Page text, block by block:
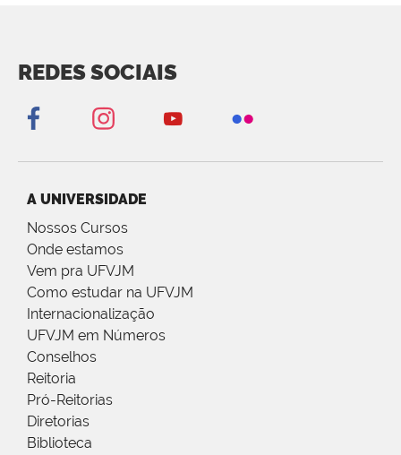
REDES SOCIAIS
A UNIVERSIDADE
Nossos Cursos
Onde estamos
Vem pra UFVJM
Como estudar na UFVJM
Internacionalização
UFVJM em Números
Conselhos
Reitoria
Pró-Reitorias
Diretorias
Biblioteca